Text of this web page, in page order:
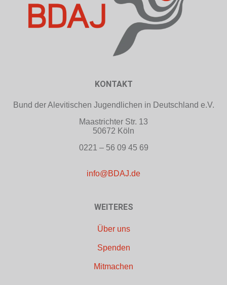
KONTAKT
Bund der Alevitischen Jugendlichen in Deutschland e.V.
Maastrichter Str. 13
50672 Köln
0221 – 56 09 45 69
info@BDAJ.de
WEITERES
Über uns
Spenden
Mitmachen